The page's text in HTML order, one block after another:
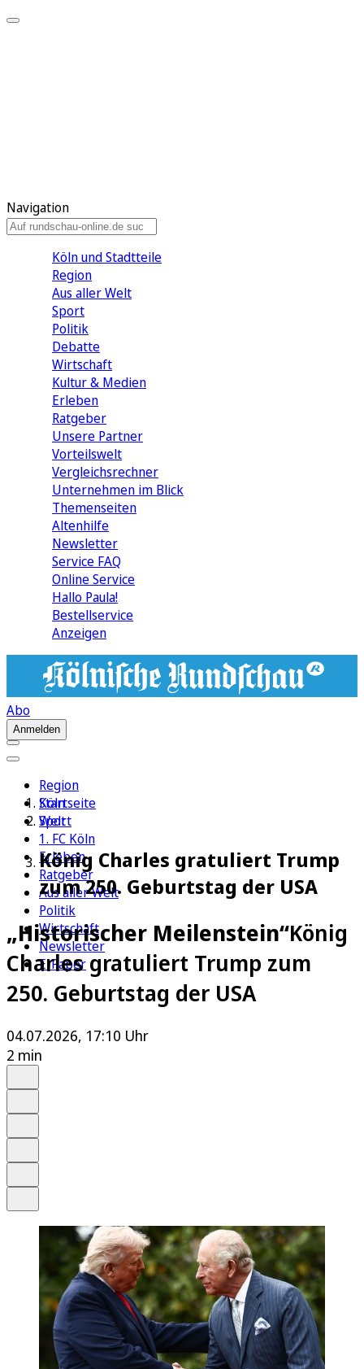
Navigation
Köln und Stadtteile
Region
Aus aller Welt
Sport
Politik
Debatte
Wirtschaft
Kultur & Medien
Erleben
Ratgeber
Unsere Partner
Vorteilswelt
Vergleichsrechner
Unternehmen im Blick
Themenseiten
Altenhilfe
Newsletter
Service FAQ
Online Service
Hallo Paula!
Bestellservice
Anzeigen
Abo
Anmelden
Region
Köln
Sport
1. FC Köln
Erleben
Ratgeber
Aus aller Welt
Politik
Wirtschaft
Newsletter
E-Paper
Startseite
Welt
König Charles gratuliert Trump
zum 250. Geburtstag der USA
„Historischer Meilenstein“König
Charles gratuliert Trump zum
250. Geburtstag der USA
04.07.2026, 17:10 Uhr
2 min